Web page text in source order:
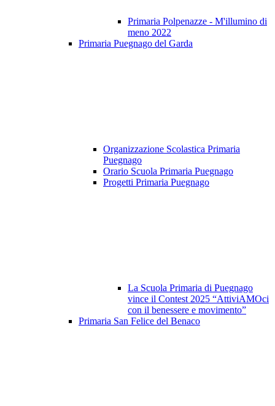
Primaria Polpenazze - M'illumino di
meno 2022
Primaria Puegnago del Garda
Organizzazione Scolastica Primaria
Puegnago
Orario Scuola Primaria Puegnago
Progetti Primaria Puegnago
La Scuola Primaria di Puegnago
vince il Contest 2025 “AttiviAMOci
con il benessere e movimento”
Primaria San Felice del Benaco